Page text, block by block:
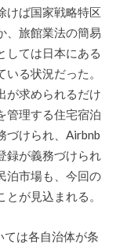
けば国家戦略特区
、旅館業法の簡易
しては日本にある
る状況だった。
が求められるだけ
管理する住宅宿泊
づけられ、Airbnb
録が義務づけられ
泊市場も、今回の
が見込まれる。
は各自治体が条